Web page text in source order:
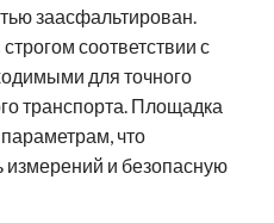
заасфальтирован.
соответствии с
для точного
транспорта. Площадка
что
измерений и безопасную